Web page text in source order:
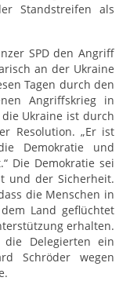
Standstreifen als
SPD den Angriff
an der Ukraine
Tagen durch den
Angriffskrieg in
Ukraine ist durch
Resolution. „Er ist
Demokratie und
Die Demokratie sei
und der Sicherheit.
die Menschen in
Land geflüchtet
erhalten.
Delegierten ein
Schröder wegen